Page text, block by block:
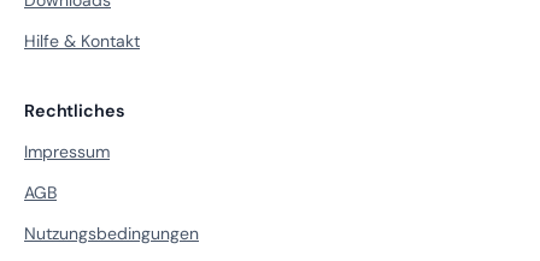
Hilfe & Kontakt
Rechtliches
Impressum
AGB
Nutzungsbedingungen